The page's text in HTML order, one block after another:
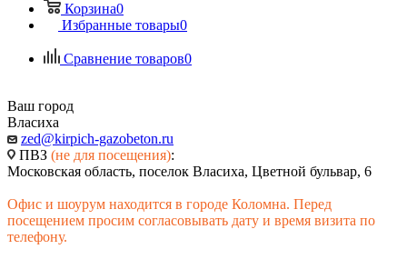
Корзина0
Избранные товары0
Сравнение товаров0
Ваш город
Власиха
zed@kirpich-gazobeton.ru
ПВЗ (не для посещения):
Московская область, поселок Власиха, Цветной бульвар, 6
Офис и шоурум находится в городе Коломна. Перед
посещением просим согласовывать дату и время визита по
телефону.